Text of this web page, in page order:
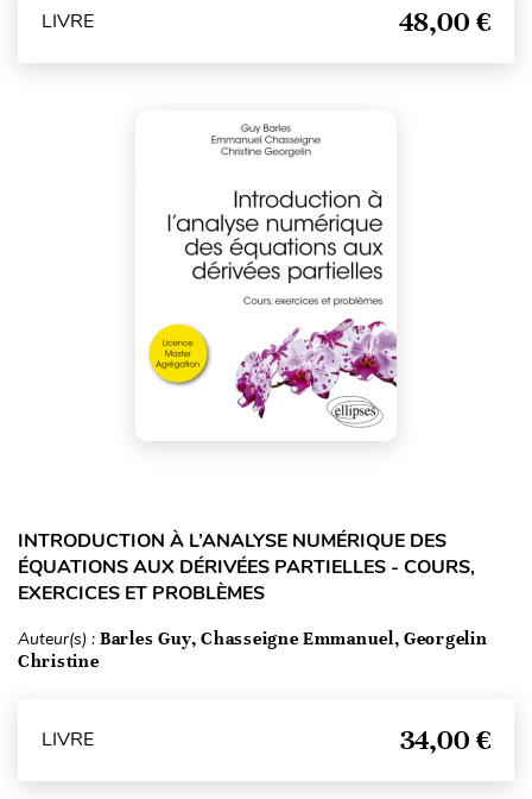
LIVRE 48,00 €
INTRODUCTION À L’ANALYSE NUMÉRIQUE DES
ÉQUATIONS AUX DÉRIVÉES PARTIELLES - COURS,
EXERCICES ET PROBLÈMES
Auteur(s) : Barles Guy, Chasseigne Emmanuel, Georgelin
Christine
LIVRE 34,00 €